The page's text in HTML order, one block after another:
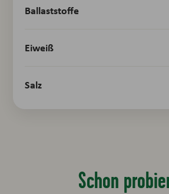
Ballaststoffe
Eiweiß
Salz
Schon